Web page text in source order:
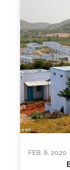
FEB. 6, 2020